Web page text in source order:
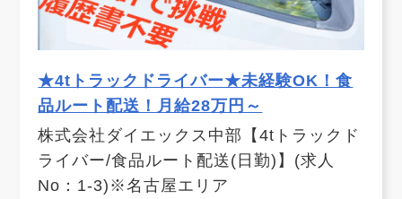
★4tトラックドライバー★未経験OK！食
品ルート配送！月給28万円～
株式会社ダイエックス中部【4tトラックド
ライバー/食品ルート配送(日勤)】(求人
No：1-3)※名古屋エリア